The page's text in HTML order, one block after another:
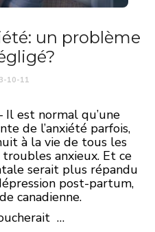
un problème
10-11
est normal qu’une
de l’anxiété parfois,
à la vie de tous les
anxieux. Et ce
serait plus répandu
post-partum,
canadienne.
…